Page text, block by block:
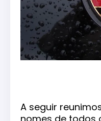
A seguir